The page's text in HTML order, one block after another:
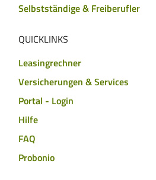
Selbstständige & Freiberufler
QUICKLINKS
Leasingrechner
Versicherungen & Services
Portal - Login
Hilfe
FAQ
Probonio